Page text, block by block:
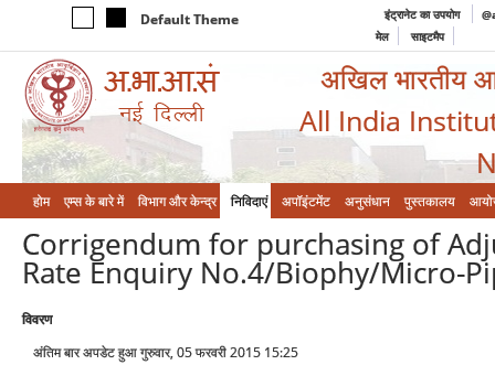
Default Theme इंट्रानेट का उपयोग
मेल
साइटमैप
अखिल भारतीय
All India
होम एम्‍स के बारे में विभाग और केन्‍द्र निविदाएं अपॉइंटमेंट अनुसंधान पुस्तकालय
Corrigendum for purchasing of
Rate Enquiry No.4/Biophy/Micro-
विवरण
अंतिम बार अपडेट हुआ गुरुवार, 05 फरवरी 2015 15:25